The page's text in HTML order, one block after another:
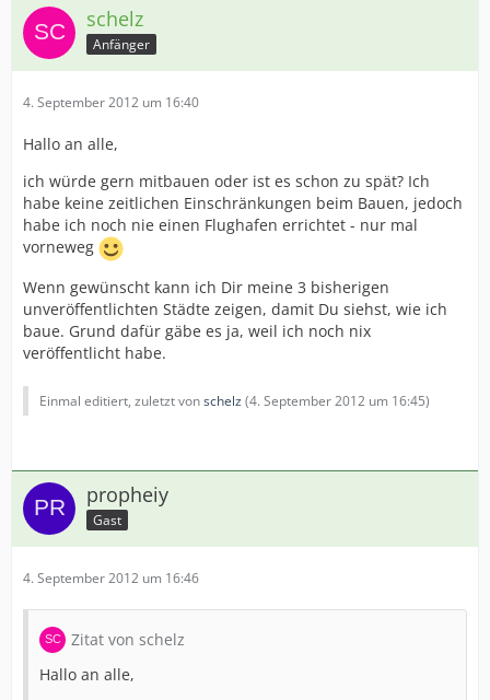
schelz
Anfänger
4. September 2012 um 16:40
Hallo an alle,
ich würde gern mitbauen oder ist es schon zu spät? Ich
habe keine zeitlichen Einschränkungen beim Bauen, jedoch
habe ich noch nie einen Flughafen errichtet - nur mal
vorneweg
Wenn gewünscht kann ich Dir meine 3 bisherigen
unveröffentlichten Städte zeigen, damit Du siehst, wie ich
baue. Grund dafür gäbe es ja, weil ich noch nix
veröffentlicht habe.
Einmal editiert, zuletzt vonschelz(4. September 2012 um 16:45)
propheiy
Gast
4. September 2012 um 16:46
Zitat von schelz
Hallo an alle,